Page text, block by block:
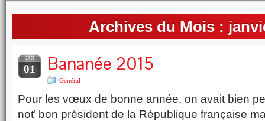
Archives du Mois :
JAN
01 Bananée 2015
Général
Pour les vœux de bonne année, on avait bien
not’ bon président de la République française